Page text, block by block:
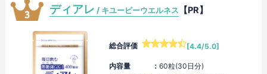
ディアレ / キユーピーウエルネス 【PR】
総合評価 [4.4/5.0]
内容量 ： 60粒(30日分)